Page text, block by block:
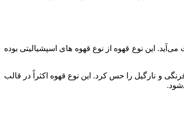
این نوع قهوه از نوع قهوه های اسپشیالیتی بوده
و نارگیل را حس کرد. این نوع قهوه اکثراً در قالب